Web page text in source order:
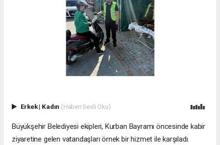
Erkek| Kadın (Haberi Sesli Oku)
Büyükşehir Belediyesi ekipleri, Kurban Bayramı öncesinde kabir
ziyaretine gelen vatandaşları örnek bir hizmet ile karşıladı.